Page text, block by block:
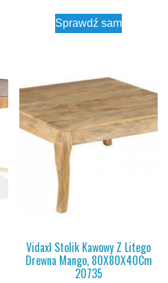
Sprawdź sam
Vidaxl Stolik Kawowy Z Litego
Drewna Mango, 80X80X40Cm
20735